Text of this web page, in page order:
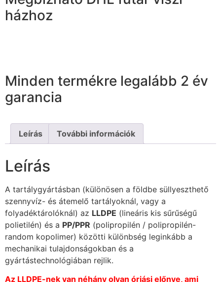
házhoz
Minden termékre legalább 2 év
garancia
Leírás További információk
Leírás
A tartálygyártásban (különösen a földbe süllyeszthető
szennyvíz- és átemelő tartályoknál, vagy a
folyadéktárolóknál) az LLDPE (lineáris kis sűrűségű
polietilén) és a PP/PPR (polipropilén / polipropilén-
random kopolimer) közötti különbség leginkább a
mechanikai tulajdonságokban és a
gyártástechnológiában rejlik.
Az LLDPE-nek van néhány olyan óriási előnye, ami